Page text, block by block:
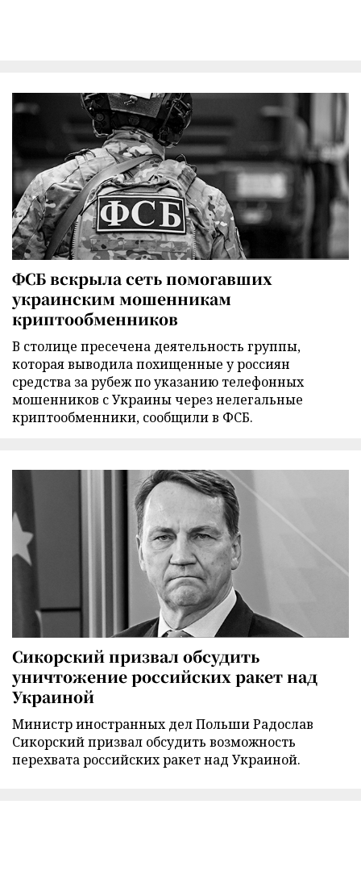
ФСБ вскрыла сеть помогавших
украинским мошенникам
криптообменников
В столице пресечена деятельность группы,
которая выводила похищенные у россиян
средства за рубеж по указанию телефонных
мошенников с Украины через нелегальные
криптообменники, сообщили в ФСБ.
Сикорский призвал обсудить
уничтожение российских ракет над
Украиной
Министр иностранных дел Польши Радослав
Сикорский призвал обсудить возможность
перехвата российских ракет над Украиной.